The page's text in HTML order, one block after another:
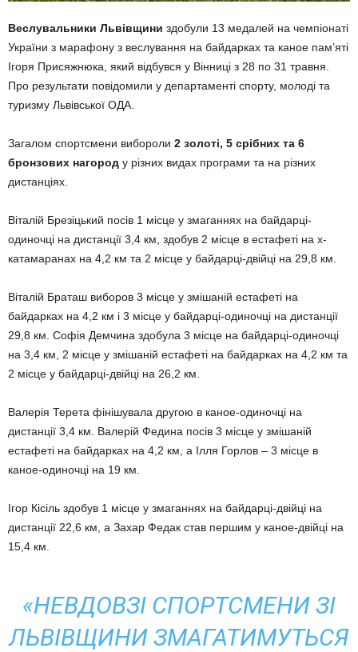
Веслувальники Львівщини здобули 13 медалей на чемпіонаті
України з марафону з веслування на байдарках та каное пам’яті
Ігоря Присяжнюка, який відбувся у Вінниці з 28 по 31 травня.
Про результати повідомили у департаменті спорту, молоді та
туризму Львівської ОДА.
Загалом спортсмени вибороли 2 золоті, 5 срібних та 6
бронзових нагород у різних видах програми та на різних
дистанціях.
Віталій Брезіцький посів 1 місце у змаганнях на байдарці-
одиночці на дистанції 3,4 км, здобув 2 місце в естафеті на х-
катамаранах на 4,2 км та 2 місце у байдарці-двійці на 29,8 км.
Віталій Браташ виборов 3 місце у змішаній естафеті на
байдарках на 4,2 км і 3 місце у байдарці-одиночці на дистанції
29,8 км. Софія Демчина здобула 3 місце на байдарці-одиночці
на 3,4 км, 2 місце у змішаній естафеті на байдарках на 4,2 км та
2 місце у байдарці-двійці на 26,2 км.
Валерія Терета фінішувала другою в каное-одиночці на
дистанції 3,4 км. Валерій Федина посів 3 місце у змішаній
естафеті на байдарках на 4,2 км, а Ілля Горлов – 3 місце в
каное-одиночці на 19 км.
Ігор Кісіль здобув 1 місце у змаганнях на байдарці-двійці на
дистанції 22,6 км, а Захар Федак став першим у каное-двійці на
15,4 км.
«НЕВДОВЗІ СПОРТСМЕНИ ЗІ
ЛЬВІВЩИНИ ЗМАГАТИМУТЬСЯ